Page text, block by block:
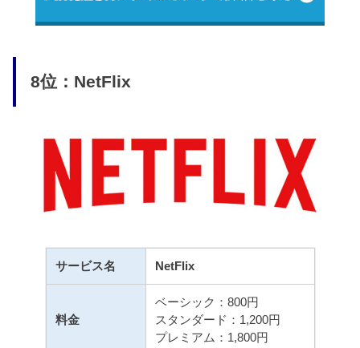
8位：NetFlix
サービス名 NetFlix
料金
ベーシック：800円
スタンダード：1,200円
プレミアム：1,800円